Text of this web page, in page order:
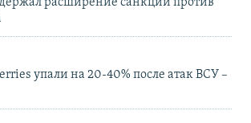
расширение санкций против
упали на 20-40% после атак ВСУ –